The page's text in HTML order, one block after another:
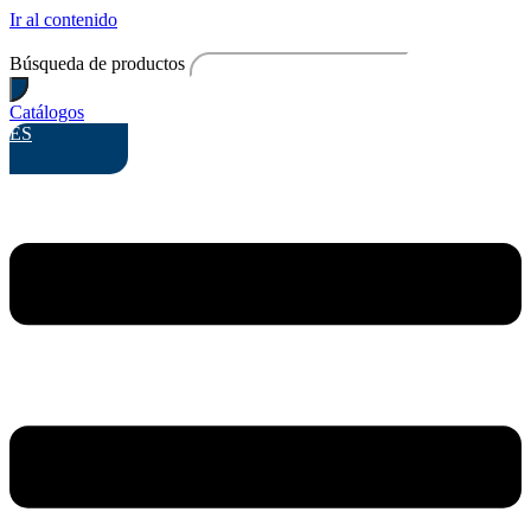
Ir al contenido
Búsqueda de productos
Catálogos
ES